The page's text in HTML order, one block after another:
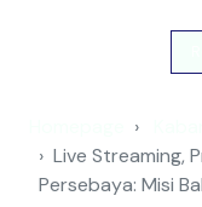
Live Streaming,
Persebaya: Misi